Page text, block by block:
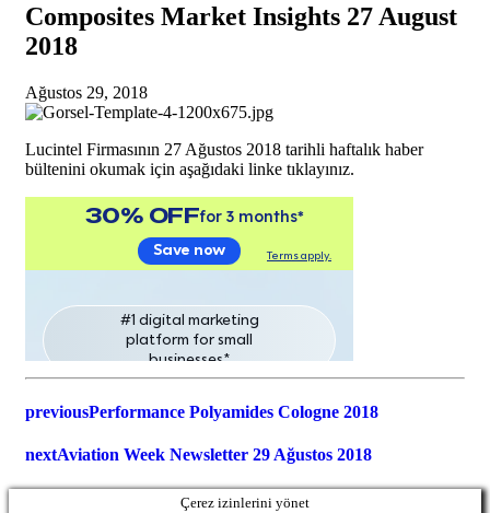
Composites Market Insights 27 August
2018
Ağustos 29, 2018
Lucintel Firmasının 27 Ağustos 2018 tarihli haftalık haber
bültenini okumak için aşağıdaki linke tıklayınız.
previousPerformance Polyamides Cologne 2018
nextAviation Week Newsletter 29 Ağustos 2018
Çerez izinlerini yönet